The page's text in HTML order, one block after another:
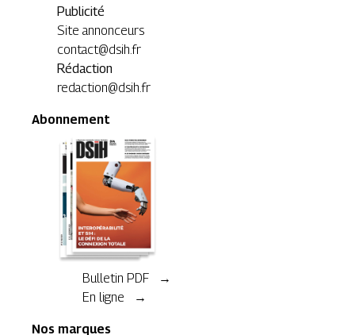
Publicité
Site annonceurs
contact@dsih.fr
Rédaction
redaction@dsih.fr
Abonnement
Bulletin PDF →
En ligne →
Nos marques